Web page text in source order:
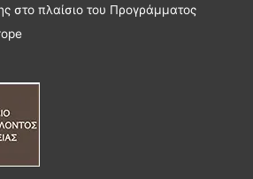
στο πλαίσιο του Προγράμματος